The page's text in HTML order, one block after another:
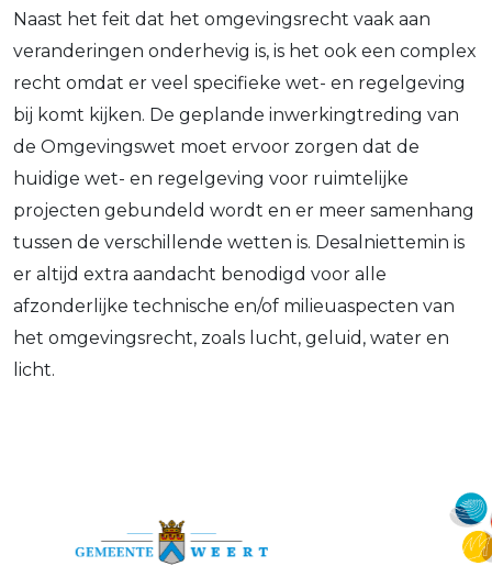
Naast het feit dat het omgevingsrecht vaak aan
veranderingen onderhevig is, is het ook een complex
recht omdat er veel specifieke wet- en regelgeving
bij komt kijken. De geplande inwerkingtreding van
de Omgevingswet moet ervoor zorgen dat de
huidige wet- en regelgeving voor ruimtelijke
projecten gebundeld wordt en er meer samenhang
tussen de verschillende wetten is. Desalniettemin is
er altijd extra aandacht benodigd voor alle
afzonderlijke technische en/of milieuaspecten van
het omgevingsrecht, zoals lucht, geluid, water en
licht.